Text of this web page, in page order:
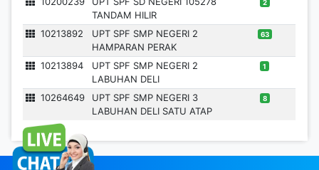
TANDAM HILIR
2
10213892
UPT SPF SMP NEGERI 2
HAMPARAN PERAK
63
10213894
UPT SPF SMP NEGERI 2
LABUHAN DELI
1
10264649
UPT SPF SMP NEGERI 3
LABUHAN DELI SATU ATAP
8